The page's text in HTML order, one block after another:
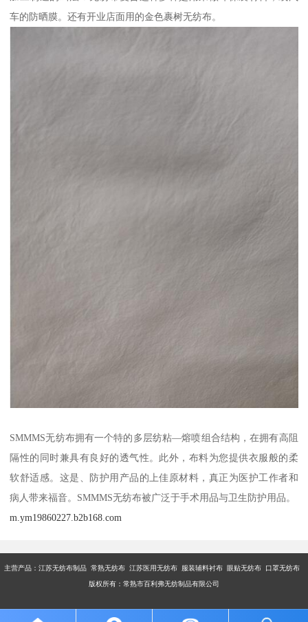
车的防晒膜。还有开业店面用的金色裹树无纺布。
SMMMS无纺布拥有一个特的多层纺粘—熔喷组合结构，在拥有高阻
隔性的同时兼具有良好的透气性。此外，布料为您提供衣服般的柔
软舒适感。这是、防护用产品的上佳原材料，真正为医护工作者和
病人带来福音。SMMMS无纺布被广泛于手术用品与卫生防护用品。
m.ym19860227.b2b168.com
主营产品：江苏无纺布制品 常熟无纺布 江苏医用无纺布 服装辅料衬布 眼贴无纺布 口罩无纺布
版权所有：常熟市百利弗无纺制品有限公司